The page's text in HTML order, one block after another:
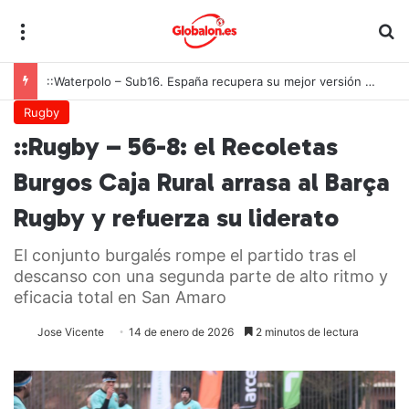
::Waterpolo – Sub16. España recupera su mejor versión y arrolla a Polonia en Zagreb
Rugby
::Rugby – 56-8: el Recoletas
Burgos Caja Rural arrasa al Barça
Rugby y refuerza su liderato
El conjunto burgalés rompe el partido tras el
descanso con una segunda parte de alto ritmo y
eficacia total en San Amaro
Jose Vicente 14 de enero de 2026 2 minutos de lectura